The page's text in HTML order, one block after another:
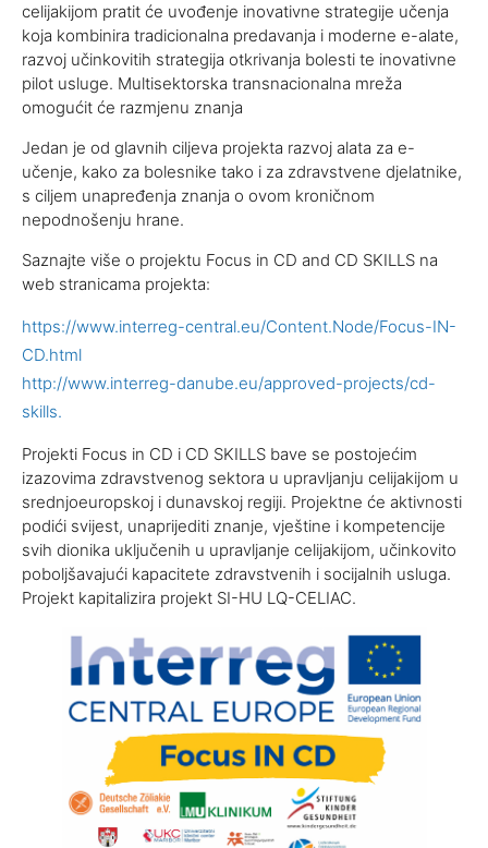
celijakijom pratit će uvođenje inovativne strategije učenja
koja kombinira tradicionalna predavanja i moderne e-alate,
razvoj učinkovitih strategija otkrivanja bolesti te inovativne
pilot usluge. Multisektorska transnacionalna mreža
omogućit će razmjenu znanja
Jedan je od glavnih ciljeva projekta razvoj alata za e-
učenje, kako za bolesnike tako i za zdravstvene djelatnike,
s ciljem unapređenja znanja o ovom kroničnom
nepodnošenju hrane.
Saznajte više o projektu Focus in CD and CD SKILLS na
web stranicama projekta:
https://www.interreg-central.eu/Content.Node/Focus-IN-
CD.html
http://www.interreg-danube.eu/approved-projects/cd-
skills.
Projekti Focus in CD i CD SKILLS bave se postojećim
izazovima zdravstvenog sektora u upravljanju celijakijom u
srednjoeuropskoj i dunavskoj regiji. Projektne će aktivnosti
podići svijest, unaprijediti znanje, vještine i kompetencije
svih dionika uključenih u upravljanje celijakijom, učinkovito
poboljšavajući kapacitete zdravstvenih i socijalnih usluga.
Projekt kapitalizira projekt SI-HU LQ-CELIAC.